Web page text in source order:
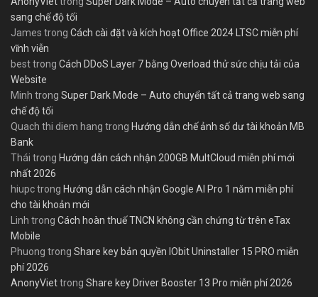
sang chế độ tối
James trong Cách cài đặt và kích hoạt Office 2024 LTSC miễn phí
vĩnh viễn
besttrong Cách DDoS Layer 7 bằng Overload thử sức chịu tải của
Website
Minh trong Super Dark Mode – Auto chuyển tất cả trang web sang
chế độ tối
Quach thi diem hang trong Hướng dẫn chế ảnh số dư tài khoản MB
Bank
Thái trong Hướng dẫn cách nhận 200GB MultCloud miễn phí mới
nhất 2026
hiupctrong Hướng dẫn cách nhận Google AI Pro 1 năm miễn phí
cho tài khoản mới
Linh trong Cách hoàn thuế TNCN không cần chứng từ trên eTax
Mobile
Phuong trong Share key bản quyền IObit Uninstaller 15 PRO miễn
phí 2026
AnonyViettrong Share key Driver Booster 13 Pro miễn phí 2026